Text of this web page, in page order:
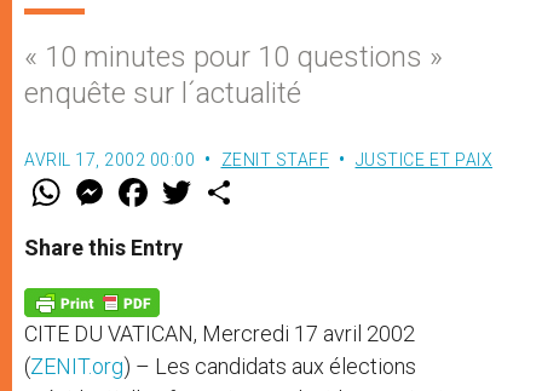
« 10 minutes pour 10 questions »
enquête sur l´actualité
AVRIL 17, 2002 00:00 ZENIT STAFF JUSTICE ET PAIX
W
t
s
p
p
M
e
s
e
g
e
r
F
a
e
b
o
k
w
Share this Entry
CITE DU VATICAN, Mercredi 17 avril 2002
(ZENIT.org) – Les candidats aux élections